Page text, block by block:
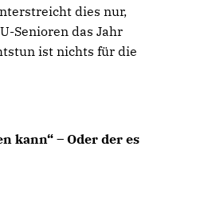
dies nur,
Senioren das Jahr
ist nichts für die
kann“ – Oder der es